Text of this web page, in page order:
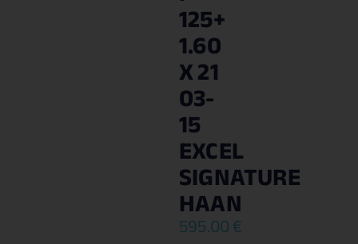
125+
1.60
X 21
03-
15
EXCEL
SIGNATURE
HAAN
595.00€